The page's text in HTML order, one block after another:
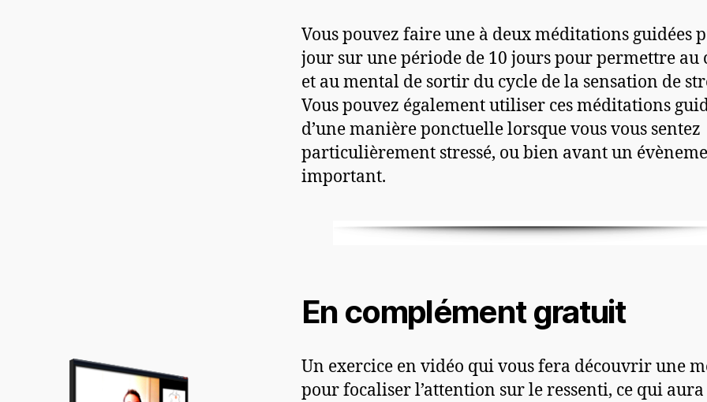
Vous pouvez faire une à deux méditations guidées
jour sur une période de 10 jours pour permettre au
et au mental de sortir du cycle de la sensation de
Vous pouvez également utiliser ces méditations
d’une manière ponctuelle lorsque vous vous sentez
particulièrement stressé, ou bien avant un
important.
En complément gratuit
Un exercice en vidéo qui vous fera découvrir une
pour focaliser l’attention sur le ressenti, ce qui